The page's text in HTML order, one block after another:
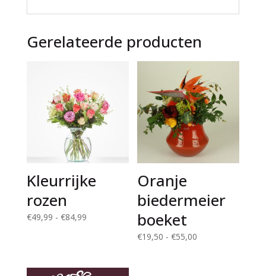
:
Gerelateerde producten
Kleurrijke
rozen
€49,99 - €84,99Prijsklasse:
Oranje
biedermeier
boeket
€19,50 - €55,00